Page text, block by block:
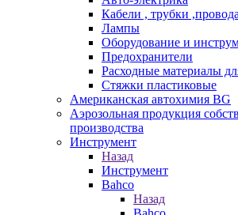
Кабели , трубки
Лампы
Оборудование и
Предохранители
Расходные материалы
Стяжки пластиковые
Американская автохимия BG
Аэрозольная продукция
производства
Инструмент
Назад
Инструмент
Bahco
Назад